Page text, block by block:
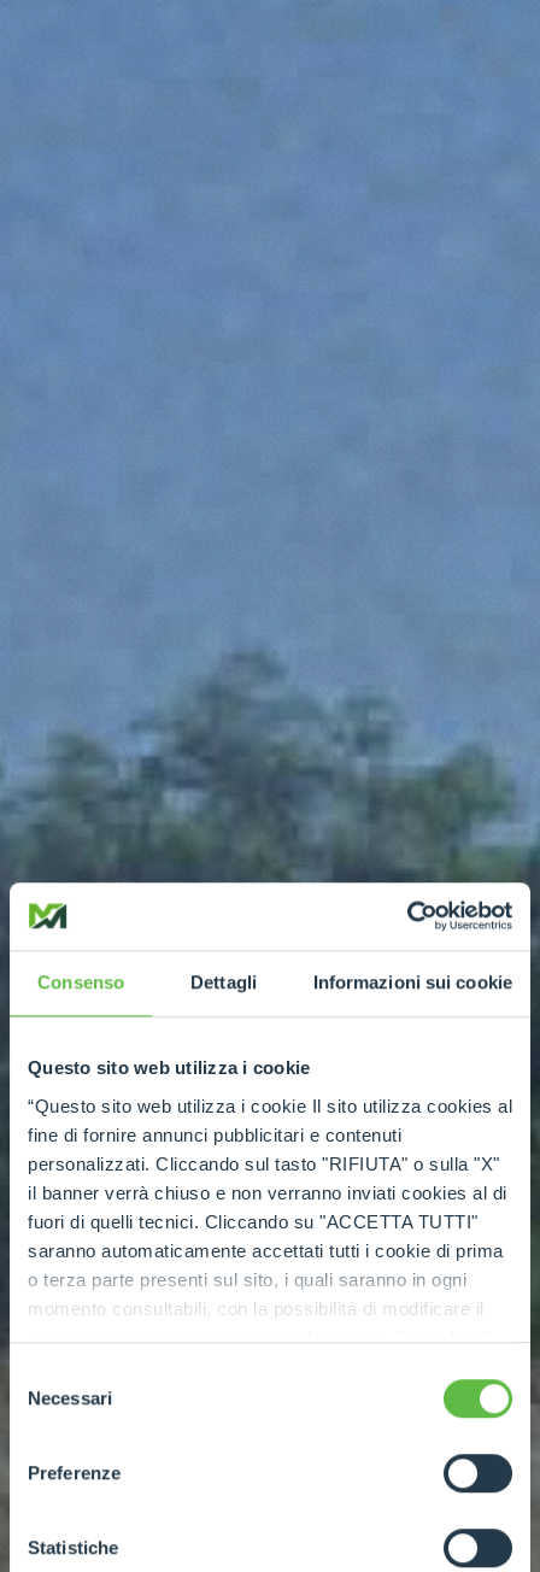
Consenso Dettagli Informazioni sui cookie
Questo sito web utilizza i cookie
“Questo sito web utilizza i cookie Il sito utilizza cookies al
fine di fornire annunci pubblicitari e contenuti
personalizzati. Cliccando sul tasto "RIFIUTA" o sulla "X"
il banner verrà chiuso e non verranno inviati cookies al di
fuori di quelli tecnici. Cliccando su "ACCETTA TUTTI"
saranno automaticamente accettati tutti i cookie di prima
o terza parte presenti sul sito, i quali saranno in ogni
momento consultabili, con la possibilità di modificare il
consenso prestato per ogni singolo cookie. Come fare?
ogni pagina, selezionare "Modifichi il suo consenso" e
dell'informativa completa nel footer presente in ogni
pagina. Per esercitare i diritti riconosciuti all'interessato ai
GDPR abbiamo predisposto una
apposita procedura.
delNecessari
Preferenze
Statistiche